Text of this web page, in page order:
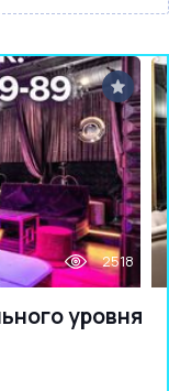
уровня
2518